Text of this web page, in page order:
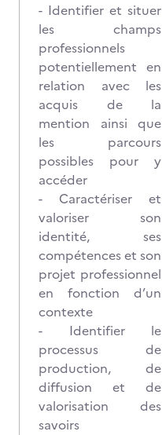
- Identifier et situer
les champs
professionnels
potentiellement en
relation avec les
acquis de la
mention ainsi que
les parcours
possibles pour y
accéder
- Caractériser et
valoriser son
identité, ses
compétences et son
projet professionnel
en fonction d’un
contexte
- Identifier le
processus de
production, de
diffusion et de
valorisation des
savoirs